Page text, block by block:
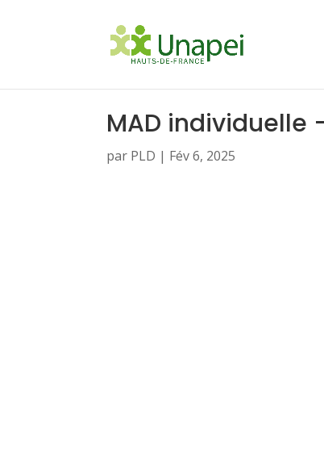
MAD individuelle
par PLD | Fév 6, 2025